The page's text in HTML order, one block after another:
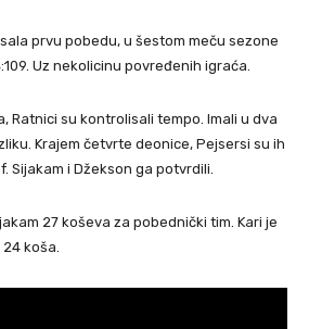
prvu pobedu, u šestom meču sezone
Uz nekolicinu povređenih igraća.
Ratnici su kontrolisali tempo. Imali u dva
Krajem četvrte deonice, Pejsersi su ih
Sijakam i Džekson ga potvrdili.
27 koševa za pobednički tim. Kari je
koša.